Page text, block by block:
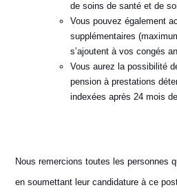
de soins de santé et de
Vous pouvez également
supplémentaires
s’ajoutent à vos congés
Vous aurez la possibilité
pension à prestations
indexées après 24 mois
Nous remercions toutes les personnes
en soumettant leur candidature à ce